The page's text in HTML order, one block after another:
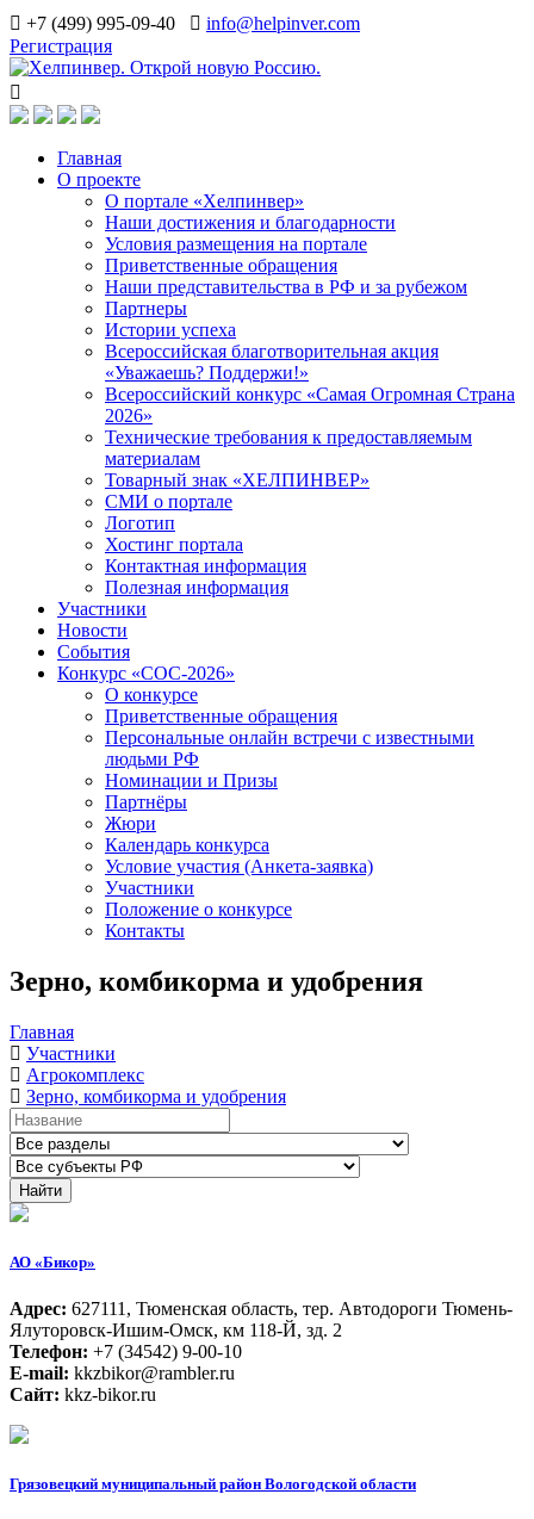
+7 (499) 995-09-40
info@helpinver.com
Регистрация
Главная
О проекте
О портале «Хелпинвер»
Наши достижения и благодарности
Условия размещения на портале
Приветственные обращения
Наши представительства в РФ и за рубежом
Партнеры
Истории успеха
Всероссийская благотворительная акция
«Уважаешь? Поддержи!»
Всероссийский конкурс «Самая Огромная Страна
2026»
Технические требования к предоставляемым
материалам
Товарный знак «ХЕЛПИНВЕР»
СМИ о портале
Логотип
Хостинг портала
Контактная информация
Полезная информация
Участники
Новости
События
Конкурс «СОС-2026»
О конкурсе
Приветственные обращения
Персональные онлайн встречи с известными
людьми РФ
Номинации и Призы
Партнёры
Жюри
Календарь конкурса
Условие участия (Анкета-заявка)
Участники
Положение о конкурсе
Контакты
Зерно, комбикорма и удобрения
Главная
Участники
Агрокомплекс
Зерно, комбикорма и удобрения
АО «Бикор»
Адрес: 627111, Тюменская область, тер. Автодороги Тюмень-
Ялуторовск-Ишим-Омск, км 118-Й, зд. 2
Телефон: +7 (34542) 9-00-10
E-mail: kkzbikor@rambler.ru
Сайт: kkz-bikor.ru
Грязовецкий муниципальный район Вологодской области